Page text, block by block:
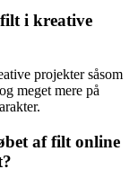
i kreative
projekter såsom
meget mere på
af filt online